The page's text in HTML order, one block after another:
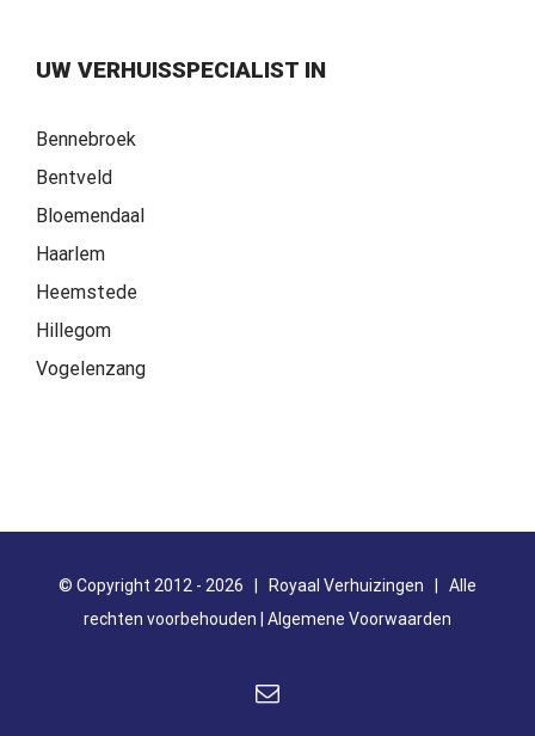
UW VERHUISSPECIALIST IN
Bennebroek
Bentveld
Bloemendaal
Haarlem
Heemstede
Hillegom
Vogelenzang
© Copyright 2012 - 2026 | Royaal Verhuizingen | Alle
rechten voorbehouden | Algemene Voorwaarden
E-